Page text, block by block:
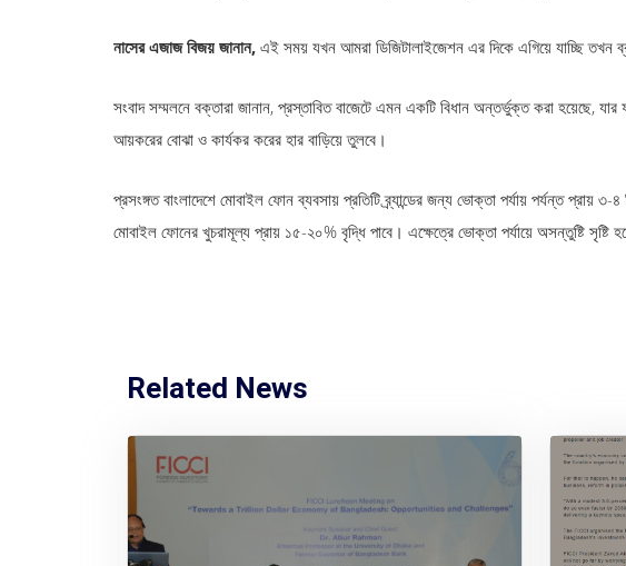
নাসের এজাজ বিজয় জানান, এই সময় যখন আমরা ডিজিটালাইজেশন এর দিকে এগিয়ে যাচ্ছি তখন
সংবাদ সম্মলনে বক্তারা জানান, প্রস্তাবিত বাজেটে এমন একটি বিধান অন্তর্ভুক্ত করা হয়েছে,
আয়করের বোঝা ও কার্যকর করের হার বাড়িয়ে তুলবে।
প্রসংঙ্গত বাংলাদেশে মোবাইল ফোন ব্যবসায় প্রতিটি ব্র্যান্ডের জন্য ভোক্তা পর্যায় পর্যন্ত
মোবাইল ফোনের খুচরামূল্য প্রায় ১৫-২০% বৃদ্ধি পাবে। এক্ষেত্রে ভোক্তা পর্যায়ে অসন্তুষ্টি সৃষ্টি
Related News